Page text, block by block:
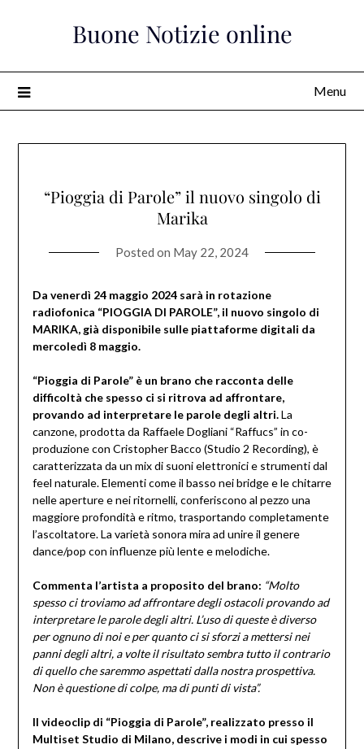
Buone Notizie online
Menu
“Pioggia di Parole” il nuovo singolo di
Marika
Posted on May 22, 2024
Da venerdì 24 maggio 2024 sarà in rotazione
radiofonica “PIOGGIA DI PAROLE”, il nuovo singolo di
MARIKA, già disponibile sulle piattaforme digitali da
mercoledì 8 maggio.
“Pioggia di Parole” è un brano che racconta delle
difficoltà che spesso ci si ritrova ad affrontare,
provando ad interpretare le parole degli altri.La
canzone, prodotta da Raffaele Dogliani “Raffucs” in co-
produzione con Cristopher Bacco (Studio 2 Recording), è
caratterizzata da un mix di suoni elettronici e strumenti dal
feel naturale. Elementi come il basso nei bridge e le chitarre
nelle aperture e nei ritornelli, conferiscono al pezzo una
maggiore profondità e ritmo, trasportando completamente
l’ascoltatore. La varietà sonora mira ad unire il genere
dance/pop con influenze più lente e melodiche.
Commenta l’artista a proposito del brano: “Molto
spesso ci troviamo ad affrontare degli ostacoli provando ad
interpretare le parole degli altri. L’uso di queste è diverso
per ognuno di noi e per quanto ci si sforzi a mettersi nei
panni degli altri, a volte il risultato sembra tutto il contrario
di quello che saremmo aspettati dalla nostra prospettiva.
Non è questione di colpe, ma di punti di vista”.
Il videoclip di “Pioggia di Parole”, realizzato presso il
Multiset Studio di Milano, descrive i modi in cui spesso